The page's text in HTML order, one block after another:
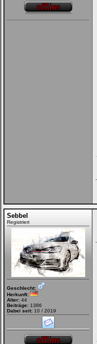
Sebbel
Registriert
Geschlecht:
Herkunft:
Alter: 44
Beiträge: 1386
Dabei seit: 10 / 2019